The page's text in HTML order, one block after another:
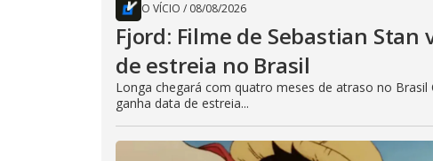
O VÍCIO / 08/08/2026
Fjord: Filme de Sebastian
de estreia no Brasil
Longa chegará com quatro meses de atraso no
ganha data de estreia...